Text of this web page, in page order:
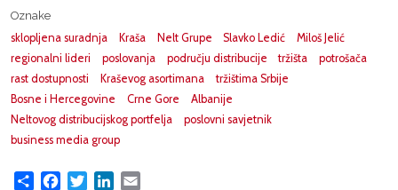
Oznake
sklopljena suradnja
Kraša Nelt Grupe Slavko Ledić
Miloš Jelić
regionalni lideri
poslovanja području distribucije tržišta
potrošača
rast dostupnosti
Kraševog asortimana
tržištima Srbije
Bosne i Hercegovine
Crne Gore
Albanije
Neltovog distribucijskog portfelja
poslovni savjetnik
business media group
Share FacebookTwitterLinkedIn